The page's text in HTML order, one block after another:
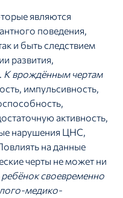
являются
поведения,
и быть следствием
развития,
К врождённым чертам
импульсивность,
активность,
нарушения ЦНС,
на данные
черты не может ни
ребёнок своевременно
медико-